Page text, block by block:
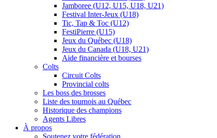
Jamboree (U12, U15, U18, U21)
Festival Inter-Jeux (U18)
Tic, Tap & Toc (U12)
FestiPierre (U15)
Jeux du Québec (U18)
Jeux du Canada (U18, U21)
Aide financière et bourses
Colts
Circuit Colts
Provincial colts
Les boss des brosses
Liste des tournois au Québec
Historique des champions
Agents Libres
À propos